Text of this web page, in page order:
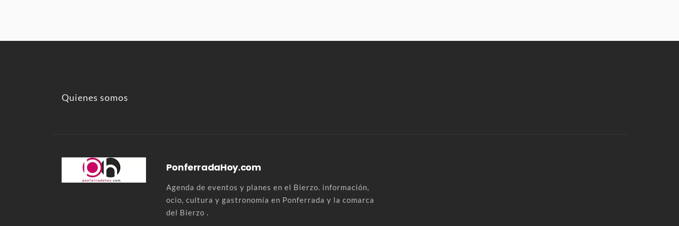
Quienes somos
PonferradaHoy.com
Agenda de eventos y planes en el Bierzo. información,
ocio, cultura y gastronomía en Ponferrada y la comarca
del Bierzo .